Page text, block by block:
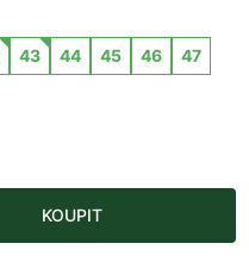
43 44 45 46
47
KOUPIT